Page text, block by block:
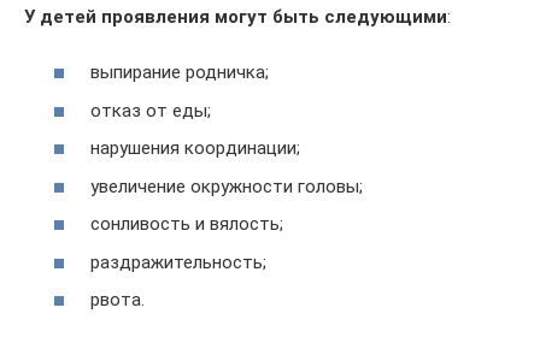
У детей проявления могут быть следующими:
выпирание родничка;
отказ от еды;
нарушения координации;
увеличение окружности головы;
сонливость и вялость;
раздражительность;
рвота.